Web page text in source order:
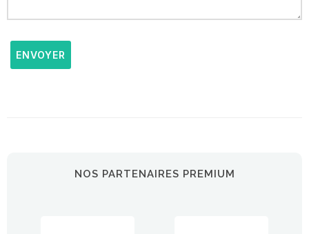
ENVOYER
NOS PARTENAIRES PREMIUM